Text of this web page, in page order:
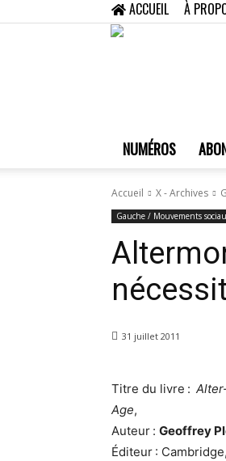
ACCUEIL À
NUMÉROS
Accueil X - Archives
Gauche / Mouvements
31 juillet 2011
Titre du livre :
Age,
Auteur : Geoffrey
Éditeur :